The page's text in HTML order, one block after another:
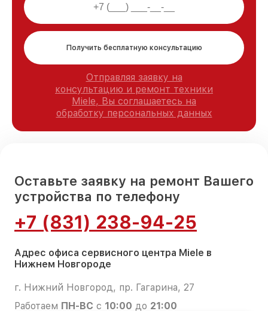
Получить бесплатную консультацию
Отправляя заявку на
консультацию и ремонт техники
Miele, Вы соглашаетесь на
обработку персональных данных
Оставьте заявку на ремонт Вашего
устройства по телефону
+7 (831) 238-94-25
Адрес офиса сервисного центра Miele в
Нижнем Новгороде
г. Нижний Новгород, пр. Гагарина, 27
Работаем ПН-ВС с 10:00 до 21:00